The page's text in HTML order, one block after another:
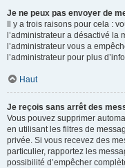
Je ne peux pas envoyer de
Il y a trois raisons pour cela :
l’administrateur a désactivé la
l’administrateur vous a
l’administrateur pour plus
Haut
Je reçois sans arrêt des
Vous pouvez supprimer
en utilisant les filtres de
privée. Si vous recevez des
particulier, rapportez les
possibilité d’empêcher